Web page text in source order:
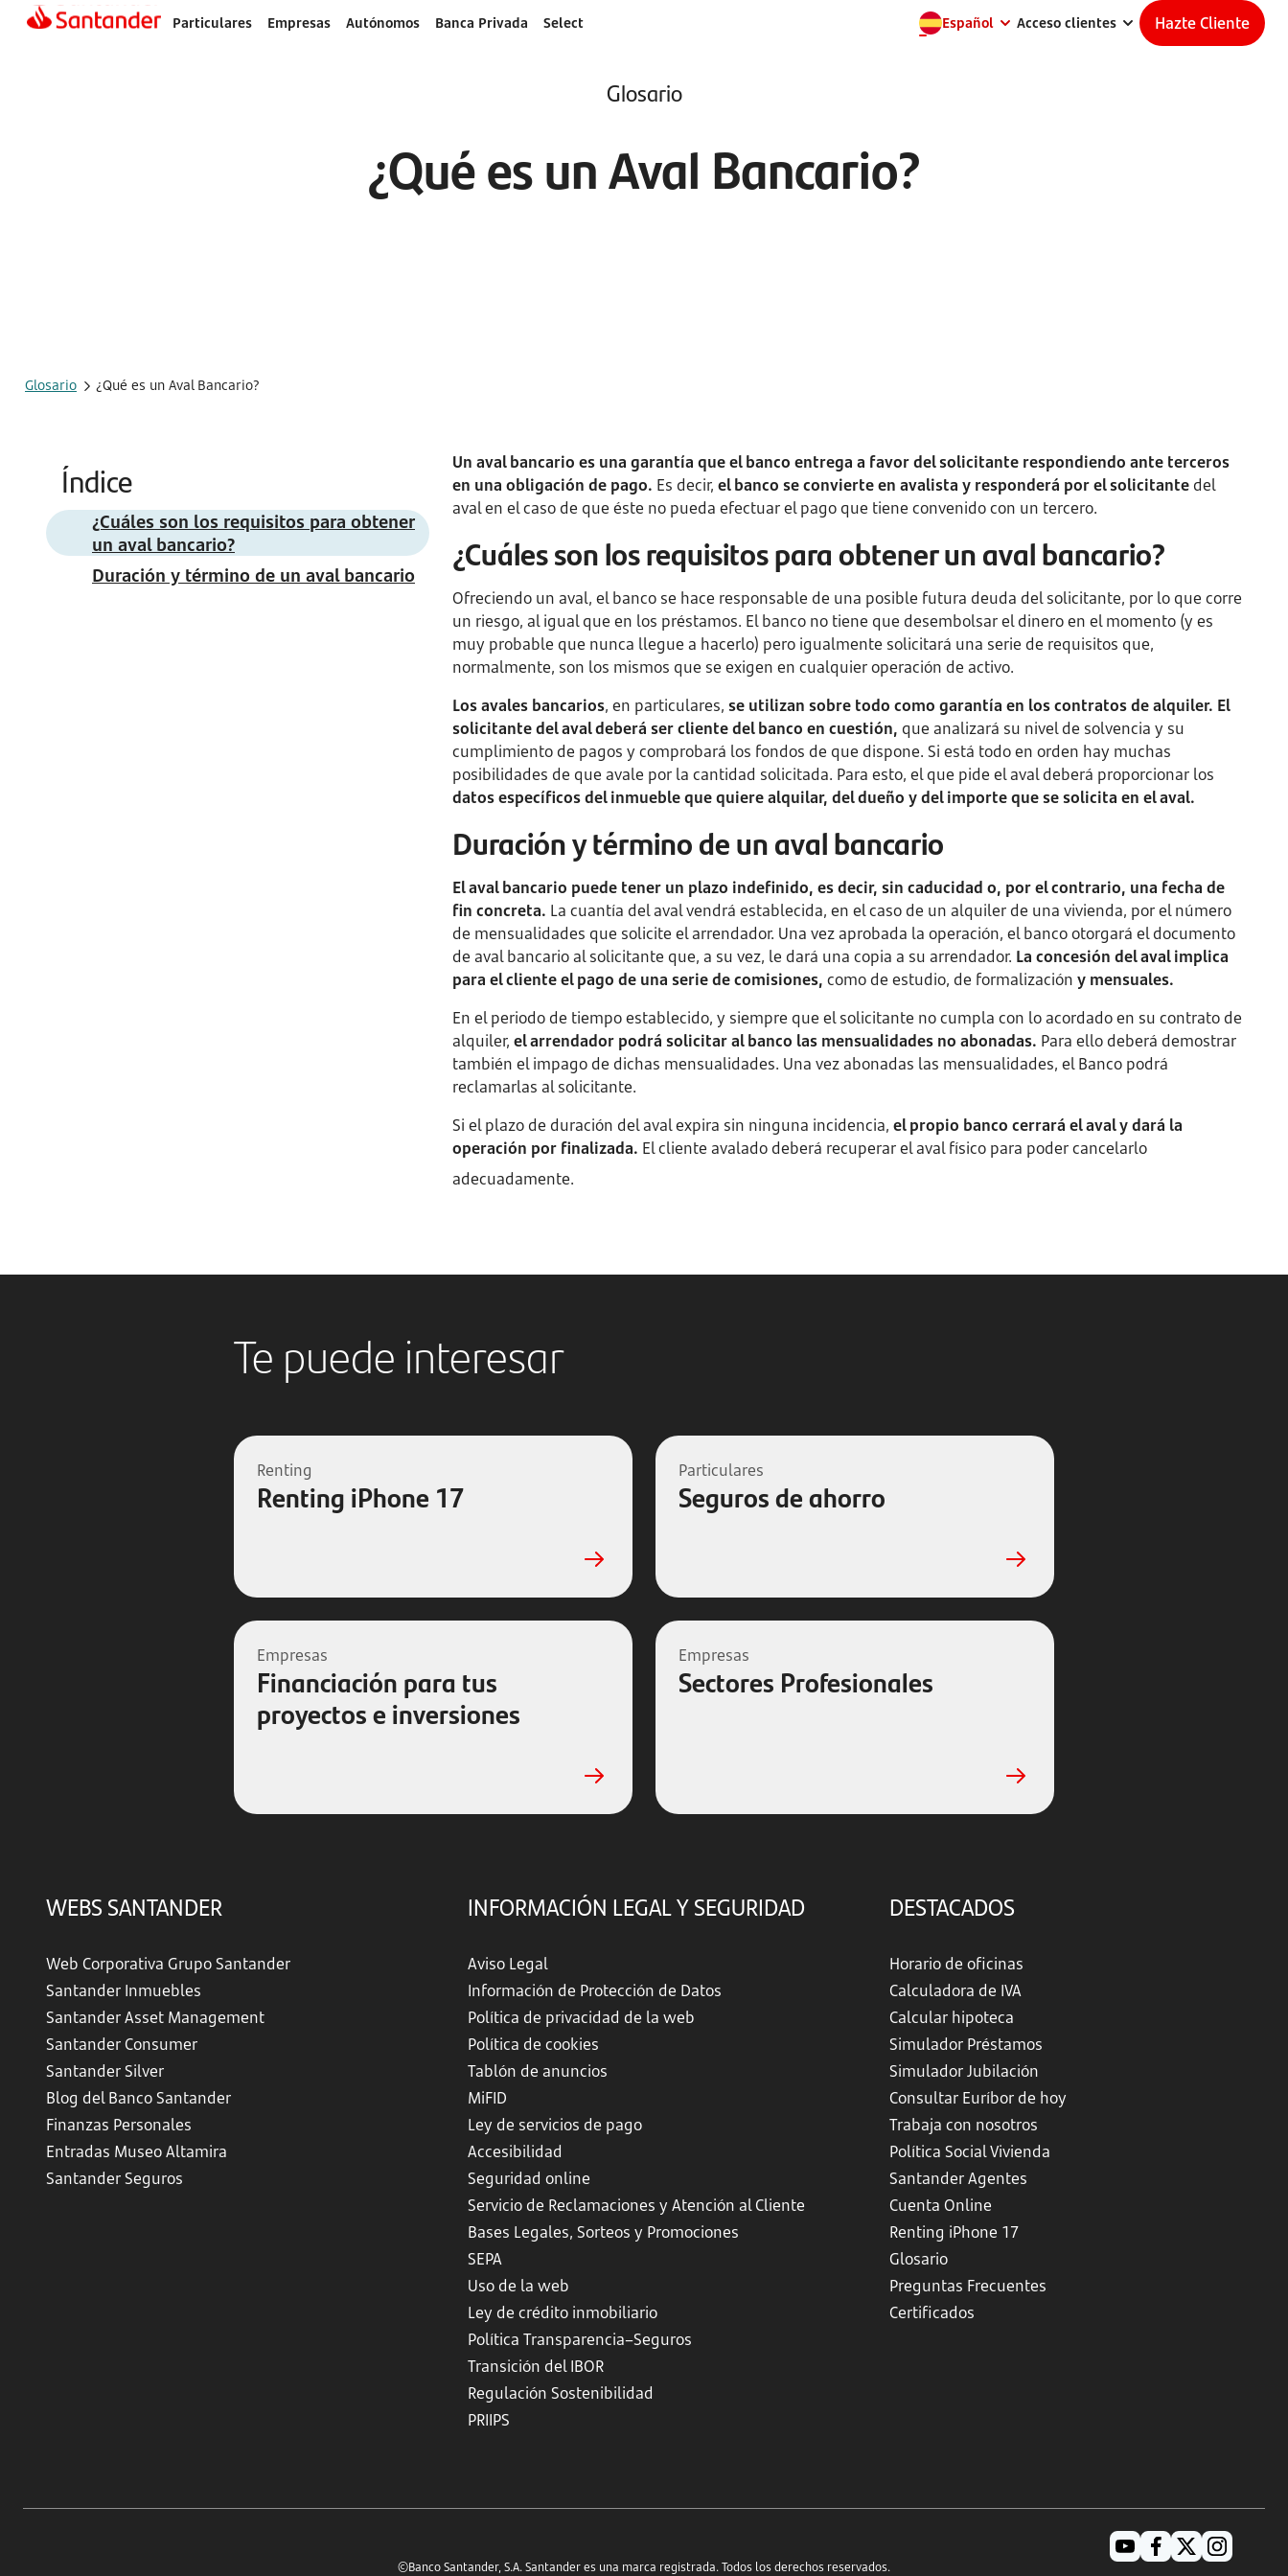
Particulares Empresas Autónomos Banca Privada Select Español Acceso clientes Hazte Cliente
Glosario
¿Qué es un Aval Bancario?
Glosario ¿Qué es un Aval Bancario?
Índice
¿Cuáles son los requisitos para obtener
un aval bancario?
Duración y término de un aval bancario
Un aval bancario es una garantía que el banco entrega a favor del solicitante respondiendo ante terceros
en una obligación de pago. Es decir, el banco se convierte en avalista y responderá por el solicitante del
aval en el caso de que éste no pueda efectuar el pago que tiene convenido con un tercero.
¿Cuáles son los requisitos para obtener un aval bancario?
Ofreciendo un aval, el banco se hace responsable de una posible futura deuda del solicitante, por lo que corre
un riesgo, al igual que en los préstamos. El banco no tiene que desembolsar el dinero en el momento (y es
muy probable que nunca llegue a hacerlo) pero igualmente solicitará una serie de requisitos que,
normalmente, son los mismos que se exigen en cualquier operación de activo.
Los avales bancarios, en particulares, se utilizan sobre todo como garantía en los contratos de alquiler. El
solicitante del aval deberá ser cliente del banco en cuestión, que analizará su nivel de solvencia y su
cumplimiento de pagos y comprobará los fondos de que dispone. Si está todo en orden hay muchas
posibilidades de que avale por la cantidad solicitada. Para esto, el que pide el aval deberá proporcionar los
datos específicos del inmueble que quiere alquilar, del dueño y del importe que se solicita en el aval.
Duración y término de un aval bancario
El aval bancario puede tener un plazo indefinido, es decir, sin caducidad o, por el contrario, una fecha de
fin concreta. La cuantía del aval vendrá establecida, en el caso de un alquiler de una vivienda, por el número
de mensualidades que solicite el arrendador. Una vez aprobada la operación, el banco otorgará el documento
de aval bancario al solicitante que, a su vez, le dará una copia a su arrendador. La concesión del aval implica
para el cliente el pago de una serie de comisiones, como de estudio, de formalización y mensuales.
En el periodo de tiempo establecido, y siempre que el solicitante no cumpla con lo acordado en su contrato de
alquiler, el arrendador podrá solicitar al banco las mensualidades no abonadas. Para ello deberá demostrar
también el impago de dichas mensualidades. Una vez abonadas las mensualidades, el Banco podrá
reclamarlas al solicitante.
Si el plazo de duración del aval expira sin ninguna incidencia, el propio banco cerrará el aval y dará la
operación por finalizada. El cliente avalado deberá recuperar el aval físico para poder cancelarlo
adecuadamente.
Te puede interesar
Renting
Renting iPhone 17
Particulares
Seguros de ahorro
Empresas
Financiación para tus
proyectos e inversiones
Empresas
Sectores Profesionales
WEBS SANTANDER
Web Corporativa Grupo Santander
Santander Inmuebles
Santander Asset Management
Santander Consumer
Santander Silver
Blog del Banco Santander
Finanzas Personales
Entradas Museo Altamira
Santander Seguros
INFORMACIÓN LEGAL Y SEGURIDAD
Aviso Legal
Información de Protección de Datos
Política de privacidad de la web
Política de cookies
Tablón de anuncios
MiFID
Ley de servicios de pago
Accesibilidad
Seguridad online
Servicio de Reclamaciones y Atención al Cliente
Bases Legales, Sorteos y Promociones
SEPA
Uso de la web
Ley de crédito inmobiliario
Política Transparencia–Seguros
Transición del IBOR
Regulación Sostenibilidad
PRIIPS
DESTACADOS
Horario de oficinas
Calculadora de IVA
Calcular hipoteca
Simulador Préstamos
Simulador Jubilación
Consultar Euríbor de hoy
Trabaja con nosotros
Política Social Vivienda
Santander Agentes
Cuenta Online
Renting iPhone 17
Glosario
Preguntas Frecuentes
Certificados
©Banco Santander, S.A. Santander es una marca registrada. Todos los derechos reservados.